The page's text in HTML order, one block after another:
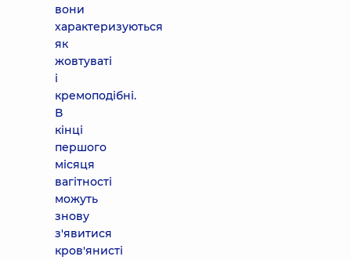
вони
характеризуються
як
жовтуваті
і
кремоподібні.
В
кінці
першого
місяця
вагітності
можуть
знову
з'явитися
кров'янисті